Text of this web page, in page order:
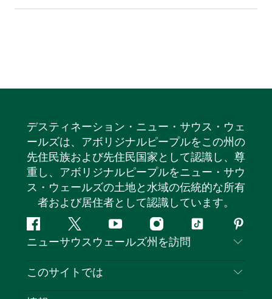
デスティネーション・ニュー・サウス・ウェ
ールズは、アボリジナルピープルをこの州の
先住民族および先住民国家として認識し、尊
重し、アボリジナルピープルをニュー・サウ
ス・ウェールズの土地と水域の伝統的な所有
者および居住者として認識しています。
フ
ェ
ス
ツ
イ
タ
ユ
ー
イ
ン
テ
ピ
ン
レ
ニューサウスウェールズ州を訪問
お問い合わせ
このサイトでは